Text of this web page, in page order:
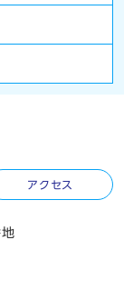
アクセス